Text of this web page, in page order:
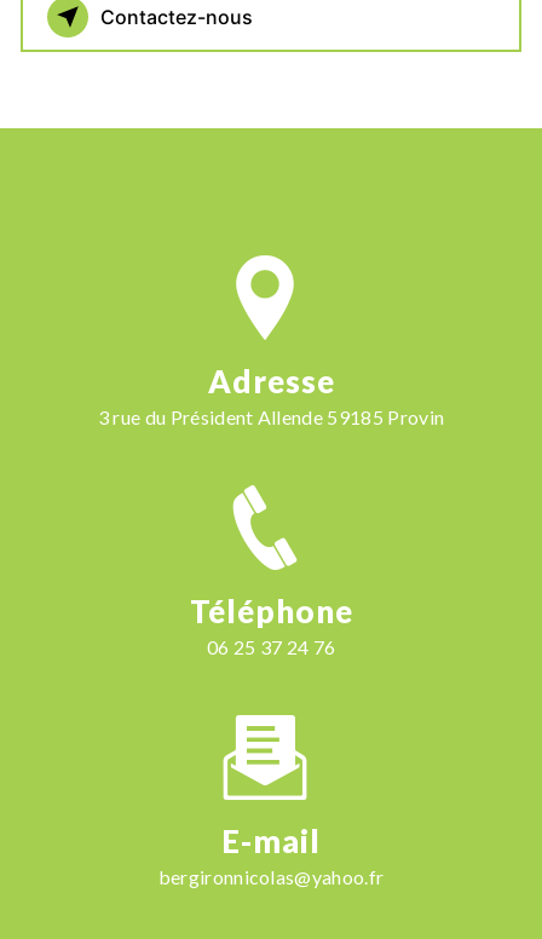
Contactez-nous
Adresse
3 rue du Président Allende 59185 Provin
Téléphone
06 25 37 24 76
E-mail
bergironnicolas@yahoo.fr